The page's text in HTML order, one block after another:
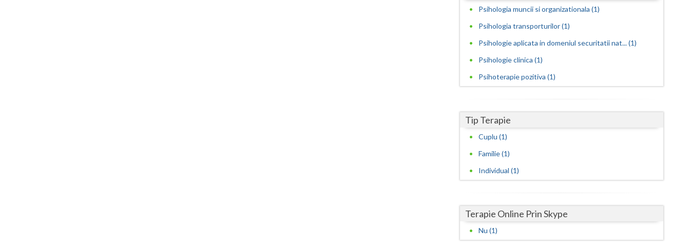
Harghita
Hunedoara
Ialomita
Iasi
Ilfov
Mehedinti
Prahova
Psihologia muncii si organizationala (1)
Psihologia transporturilor (1)
Psihologie aplicata in domeniul securitatii nat... (1)
Psihologie clinica (1)
Psihoterapie pozitiva (1)
Tip Terapie
Cuplu (1)
Familie (1)
Individual (1)
Terapie Online Prin Skype
Nu (1)